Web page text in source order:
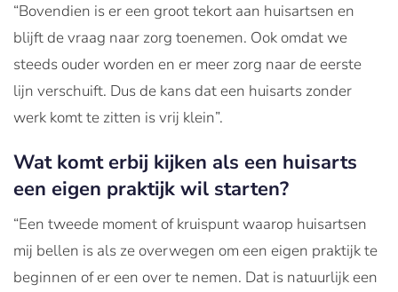
“Bovendien is er een groot tekort aan huisartsen en
blijft de vraag naar zorg toenemen. Ook omdat we
steeds ouder worden en er meer zorg naar de eerste
lijn verschuift. Dus de kans dat een huisarts zonder
werk komt te zitten is vrij klein”.
Wat komt erbij kijken als een huisarts
een eigen praktijk wil starten?
“Een tweede moment of kruispunt waarop huisartsen
mij bellen is als ze overwegen om een eigen praktijk te
beginnen of er een over te nemen. Dat is natuurlijk een